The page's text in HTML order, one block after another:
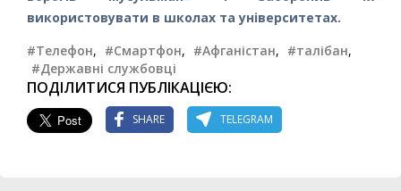
використовувати в школах та університетах.
#Телефон, #Смартфон, #Афганістан, #талібан,
#Державні службовці
ПОДІЛИТИСЯ ПУБЛІКАЦІЄЮ:
SHARE TELEGRAM